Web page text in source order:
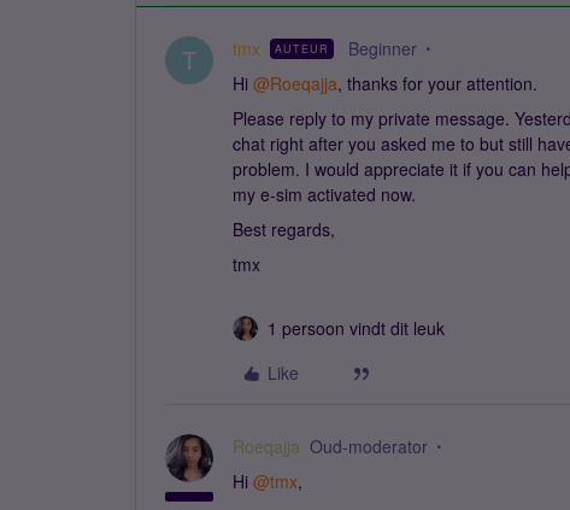
T tmx AUTEUR Beginner
Hi ​ @Roeqajja, thanks for your attention.
Please reply to my private message.
chat right after you asked me to but still
problem. I would appreciate it if you can
my e-sim activated now.
Best regards,
tmx
1 persoon vindt dit leuk
Like
Roeqajja Oud-moderator
Hi ​ @tmx,